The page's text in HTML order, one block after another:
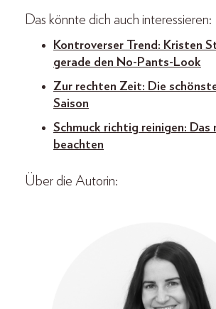
Das könnte dich auch interessieren:
Kontroverser Trend: Kristen
gerade den No-Pants-Look
Zur rechten Zeit: Die
Saison
Schmuck richtig reinigen: Das
beachten
Über die Autorin: